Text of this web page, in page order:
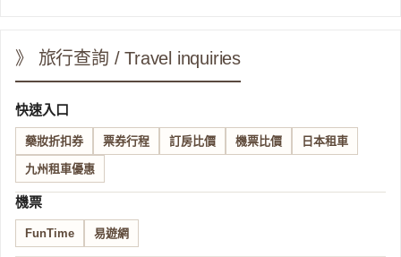
》 旅行查詢 / Travel inquiries
快速入口
藥妝折扣券 票券行程 訂房比價 機票比價 日本租車
九州租車優惠
機票
FunTime 易遊網